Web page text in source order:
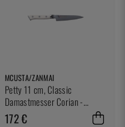
MCUSTA/ZANMAI
Petty 11 cm, Classic
Damastmesser Corian -
Mcusta/Zanmai
172 €